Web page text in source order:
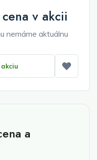
v akcii
nemáme aktuálnu
Pridať
a